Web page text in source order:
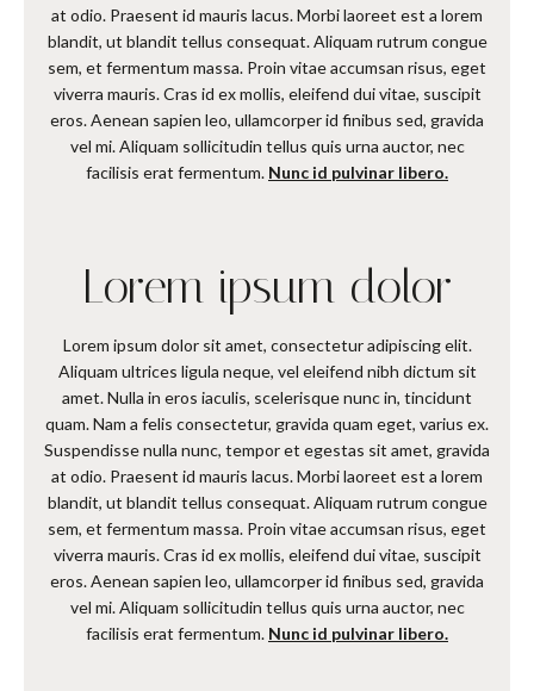
at odio. Praesent id mauris lacus. Morbi laoreet est a lorem
blandit, ut blandit tellus consequat. Aliquam rutrum congue
sem, et fermentum massa. Proin vitae accumsan risus, eget
viverra mauris. Cras id ex mollis, eleifend dui vitae, suscipit
eros. Aenean sapien leo, ullamcorper id finibus sed, gravida
vel mi. Aliquam sollicitudin tellus quis urna auctor, nec
facilisis erat fermentum. Nunc id pulvinar libero.
Lorem ipsum dolor
Lorem ipsum dolor sit amet, consectetur adipiscing elit.
Aliquam ultrices ligula neque, vel eleifend nibh dictum sit
amet. Nulla in eros iaculis, scelerisque nunc in, tincidunt
quam. Nam a felis consectetur, gravida quam eget, varius ex.
Suspendisse nulla nunc, tempor et egestas sit amet, gravida
at odio. Praesent id mauris lacus. Morbi laoreet est a lorem
blandit, ut blandit tellus consequat. Aliquam rutrum congue
sem, et fermentum massa. Proin vitae accumsan risus, eget
viverra mauris. Cras id ex mollis, eleifend dui vitae, suscipit
eros. Aenean sapien leo, ullamcorper id finibus sed, gravida
vel mi. Aliquam sollicitudin tellus quis urna auctor, nec
facilisis erat fermentum. Nunc id pulvinar libero.